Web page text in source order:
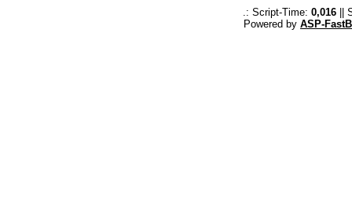
.: Script-Time: 0,016||
Powered by ASP-